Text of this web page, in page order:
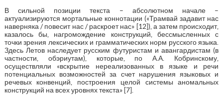
В сильной позиции текста – абсолютном начале –
актуализируются мортальные коннотации («Трамвай задавит нас
наверняка / повесит нас / раскроет нас» [12]), а затем происходит,
казалось бы, нагромождение конструкций, бессмысленных с
точки зрения лексических и грамматических норм русского языка.
Здесь Летов наследует русским футуристам и авангардистам (в
частности, обэриутам), которые, по А.А. Кобринскому,
осуществляли «вскрытие нереализованных в языке и речи
потенциальных возможностей за счет нарушения языковых и
речевых конвенций, построения целой системы аномальных
конструкций на всех уровнях текста» [7].